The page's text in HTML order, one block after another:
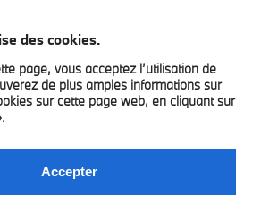
des cookies.
page, vous acceptez l’utilisation de
de plus amples informations sur
sur cette page web, en cliquant sur
Accepter